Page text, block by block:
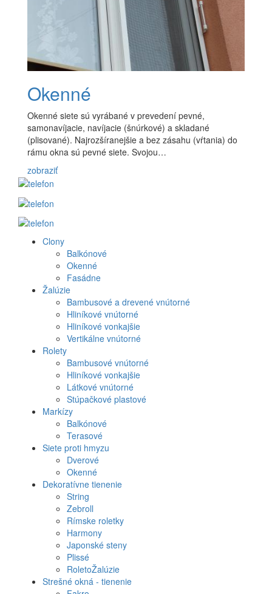
Okenné
Okenné siete sú vyrábané v prevedení pevné,
samonavíjacie, navíjacie (šnúrkové) a skladané
(plisované). Najrozšíranejšie a bez zásahu (vŕtania) do
rámu okna sú pevné siete. Svojou…
zobraziť
Produkt
menu
Clony
Balkónové
Okenné
Fasádne
Žalúzie
Bambusové a drevené vnútorné
Hliníkové vnútorné
Hliníkové vonkajšie
Vertikálne vnútorné
Rolety
Bambusové vnútorné
Hliníkové vonkajšie
Látkové vnútorné
Stúpačkové plastové
Markízy
Balkónové
Terasové
Siete proti hmyzu
Dverové
Okenné
Dekoratívne tienenie
String
Zebroll
Rímske roletky
Harmony
Japonské steny
Plissé
RoletoŽalúzie
Strešné okná - tienenie